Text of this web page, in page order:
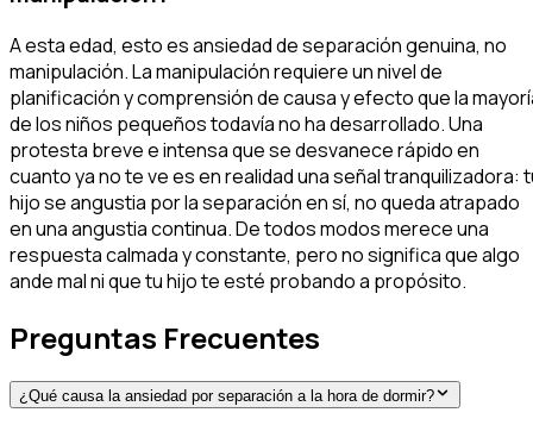
A esta edad, esto es ansiedad de separación genuina, no
manipulación. La manipulación requiere un nivel de
planificación y comprensión de causa y efecto que la
de los niños pequeños todavía no ha desarrollado. Una
protesta breve e intensa que se desvanece rápido en
cuanto ya no te ve es en realidad una señal tranquilizadora:
hijo se angustia por la separación en sí, no queda atrapado
en una angustia continua. De todos modos merece una
respuesta calmada y constante, pero no significa que algo
ande mal ni que tu hijo te esté probando a propósito.
Preguntas Frecuentes
¿Qué causa la ansiedad por separación a la hora de dormir?